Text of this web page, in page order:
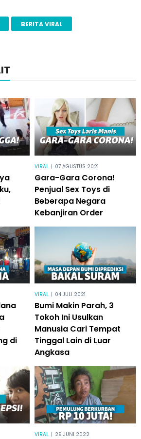
BERITA VIRAL
VIRAL | 07 AGUSTUS 2021
Gara-Gara Corona!
Penjual Sex Toys di
Beberapa Negara
Kebanjiran Order
di
VIRAL | 04 JULI 2021
Bumi Makin Parah, 3
Tokoh Ini Usulkan
Manusia Cari Tempat
Tinggal Lain di Luar
Angkasa
VIRAL | 29 JUNI 2022